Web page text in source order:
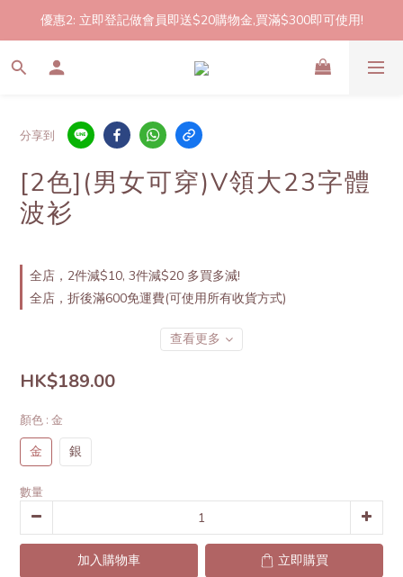
2件起包郵!(反應良好優惠期延長🎉!shop now!)
優惠2: 立即登記做會員即送$20購物金,買滿$300即可使用!
2件起包郵!(反應良好優惠期延長🎉!shop now!)
分享到
[2色](男女可穿)V領大23字體
波衫
全店，2件減$10, 3件減$20 多買多減!
全店，折後滿600免運費(可使用所有收貨方式)
查看更多
HK$189.00
顏色 : 金
金 銀
數量
加入購物車 立即購買